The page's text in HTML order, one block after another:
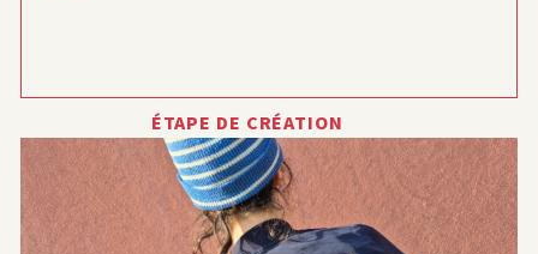
ÉTAPE DE CRÉATION